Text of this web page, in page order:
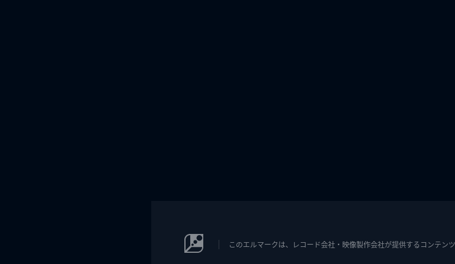
このエルマークは、レコード会社・映像製作会社が提供するコンテン